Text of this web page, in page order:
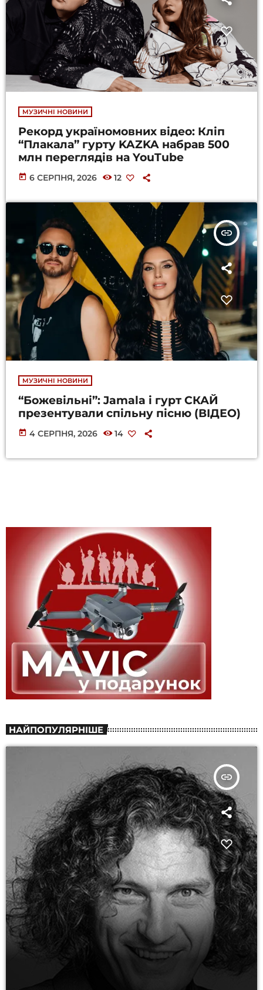
МУЗИЧНІ НОВИНИ
Рекорд україномовних відео: Кліп
“Плакала” гурту KAZKA набрав 500
млн переглядів на YouTube
today 6 СЕРПНЯ, 2026 12
insert_link
МУЗИЧНІ НОВИНИ
“Божевільні”: Jamala і гурт СКАЙ
презентували спільну пісню (ВІДЕО)
today 4 СЕРПНЯ, 2026 14
НАЙПОПУЛЯРНІШЕ
insert_link